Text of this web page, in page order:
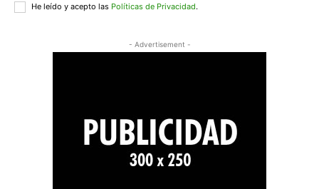
He leído y acepto las Políticas de Privacidad.
- Advertisement -